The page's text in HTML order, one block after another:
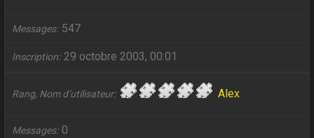
Messages 547
Inscription 29 octobre 2003, 00:01
Rang, Nom d’utilisateur Alex
Messages 0